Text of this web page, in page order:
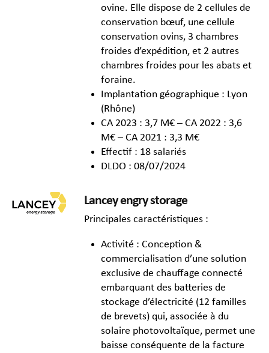
ovine. Elle dispose de 2 cellules de
conservation bœuf, une cellule
conservation ovins, 3 chambres
froides d’expédition, et 2 autres
chambres froides pour les abats et
foraine.
Implantation géographique : Lyon
(Rhône)
CA 2023 : 3,7 M€ – CA 2022 : 3,6
M€ – CA 2021 : 3,3 M€
Effectif : 18 salariés
DLDO : 08/07/2024
Lancey engry storage
Principales caractéristiques :
Activité : Conception &
commercialisation d’une solution
exclusive de chauffage connecté
embarquant des batteries de
stockage d’électricité (12 familles
de brevets) qui, associée à du
solaire photovoltaïque, permet une
baisse conséquente de la facture